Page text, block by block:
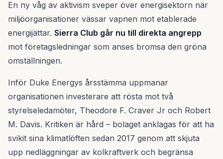
En ny våg av aktivism sveper över energisektorn när
miljöorganisationer vässar vapnen mot etablerade
energijättar. Sierra Club går nu till direkta angrepp
mot företagsledningar som anses bromsa den gröna
omställningen.
Inför Duke Energys årsstämma uppmanar
organisationen investerare att rösta mot två
styrelseledamöter, Theodore F. Craver Jr och Robert
M. Davis. Kritiken är hård – bolaget anklagas för att ha
svikit sina klimatlöften sedan 2017 genom att skjuta
upp nedläggningar av kolkraftverk och begränsa